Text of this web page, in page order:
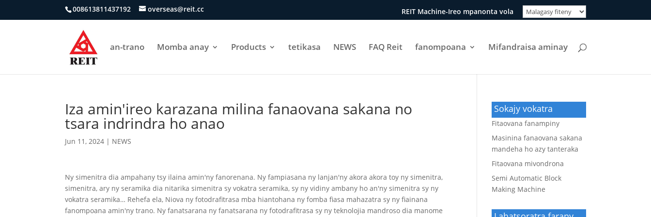
008613811437192 overseas@reit.cc REIT Machine-Ireo mpanonta vola
an-trano Momba anay Products tetikasa NEWS FAQ Reit fanompoana Mifandraisa aminay
Iza amin'ireo karazana milina fanaovana sakana no
tsara indrindra ho anao
Jun 11, 2024 | NEWS
Ny simenitra dia ampahany tsy ilaina amin'ny fanorenana. Ny fampiasana ny lanjan'ny akora akora toy ny simenitra,
simenitra, ary ny seramika dia nitarika simenitra sy vokatra seramika, sy ny vidiny ambany ho an'ny simenitra sy ny
vokatra seramika… Rehefa ela, Niova ny fotodrafitrasa mba hiantohana ny fomba fiasa mahazatra sy ny fiainana
fanompoana amin'ny trano. Ny fanatsarana ny fanatsarana ny fotodrafitrasa sy ny teknolojia mandroso dia manome
Sokajy vokatra
Fitaovana fanampiny
Masinina fanaovana sakana
mandeha ho azy tanteraka
Fitaovana mivondrona
Semi Automatic Block
Making Machine